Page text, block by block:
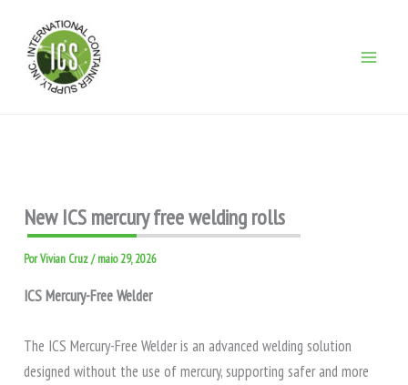
conteúdo
New ICS mercury free welding rolls
PorVivian Cruz/maio 29, 2026
ICS Mercury-Free Welder
The ICS Mercury-Free Welder is an advanced welding solution
designed without the use of mercury, supporting safer and more